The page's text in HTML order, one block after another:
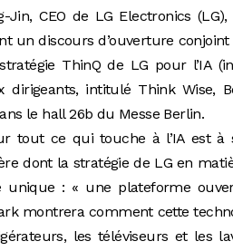
Jin, CEO de LG Electronics
un discours d’ouverture conjoint
ThinQ de LG pour l’IA
dirigeants, intitulé Think Wise,
le hall 26b du Messe Berlin.
tout ce qui touche à l’IA est à
dont la stratégie de LG en
unique : « une plateforme
montrera comment cette
les téléviseurs et les